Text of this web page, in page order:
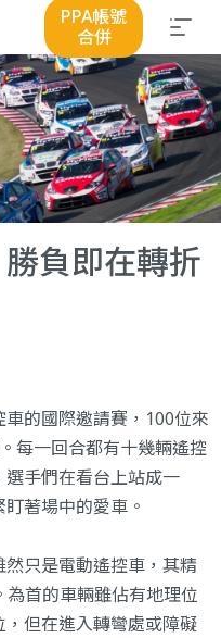
PPA帳號
合併
負即在轉折
的國際邀請賽，100位來
每一回合都有十幾輛遙控
手們在看台上站成一
著場中的愛車。
只是電動遙控車，其精
首的車輛雖佔有地理位
但在進入轉彎處或障礙